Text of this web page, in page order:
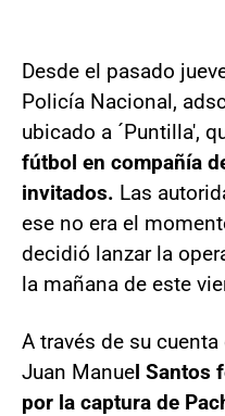
Desde el pasado
Policía Nacional,
ubicado a ´Puntilla',
fútbol en compañía
invitados. Las
ese no era el
decidió lanzar la
la mañana de este
A través de su
Juan Manuel Santos
por la captura de